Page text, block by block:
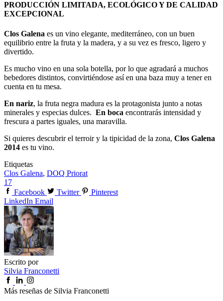
PRODUCCIÓN LIMITADA, ECOLÓGICO Y DE CALIDAD
EXCEPCIONAL
Clos Galena es un vino elegante, mediterráneo, con un buen
equilibrio entre la fruta y la madera, y a su vez es fresco, ligero y
divertido.
Es mucho vino en una sola botella, por lo que agradará a muchos
bebedores distintos, convirtiéndose así en una baza muy a tener en
cuenta en tu mesa.
En nariz, la fruta negra madura es la protagonista junto a notas
minerales y especias dulces. En boca encontrarás intensidad y
frescura a partes iguales, una maravilla.
Si quieres descubrir el terroir y la tipicidad de la zona, Clos Galena
2014 es tu vino.
Etiquetas
Clos Galena, DOQ Priorat
17
Facebook
Twitter
Pinterest
LinkedIn Email
Escrito por
Silvia Franconetti
Más reseñas de Silvia Franconetti